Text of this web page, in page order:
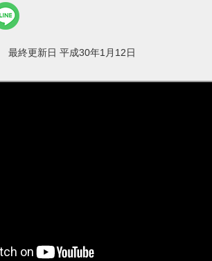
最終更新日 平成30年1月12日